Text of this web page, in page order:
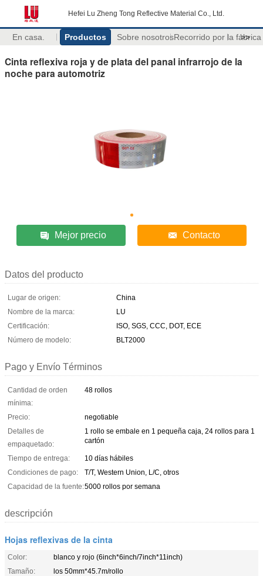
Hefei Lu Zheng Tong Reflective Material Co., Ltd.
En casa. Productos Sobre nosotrosRecorrido por la fábrica
>>
Cinta reflexiva roja y de plata del panal infrarrojo de la
noche para automotriz
Mejor precio Contacto
Datos del producto
Lugar de origen:
China
Nombre de la marca:
LU
Certificación:
ISO, SGS, CCC, DOT, ECE
Número de modelo:
BLT2000
Pago y Envío Términos
Cantidad de orden
mínima:
48 rollos
Precio:
negotiable
Detalles de
empaquetado:
1 rollo se embale en 1 pequeña caja, 24 rollos para 1
cartón
Tiempo de entrega:
10 días hábiles
Condiciones de pago:
T/T, Western Union, L/C, otros
Capacidad de la fuente:5000 rollos por semana
descripción
Hojas reflexivas de la cinta
Color:
blanco y rojo (6inch*6inch/7inch*11inch)
Tamaño:
los 50mm*45.7m/rollo